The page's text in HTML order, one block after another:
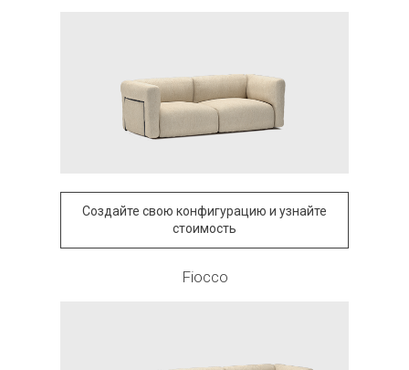
Создайте свою конфигурацию и узнайте
стоимость
Fiocco